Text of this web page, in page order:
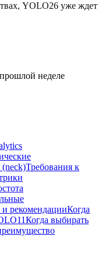
YOLO26 уже ждет
неделе
Требования к
рекомендацииКогда
Когда выбирать